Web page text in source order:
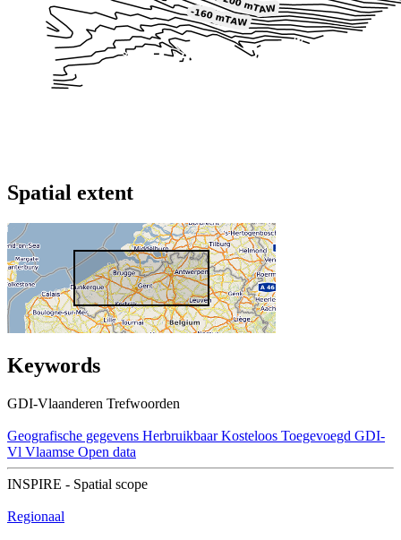
Spatial extent
Keywords
GDI-Vlaanderen Trefwoorden
Geografische gegevens Herbruikbaar Kosteloos Toegevoegd GDI-
Vl Vlaamse Open data
INSPIRE - Spatial scope
Regionaal